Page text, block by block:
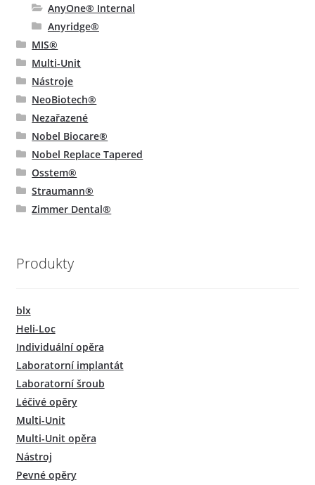
AnyOne® Internal
Anyridge®
MIS®
Multi-Unit
Nástroje
NeoBiotech®
Nezařazené
Nobel Biocare®
Nobel Replace Tapered
Osstem®
Straumann®
Zimmer Dental®
Produkty
blx
Heli-Loc
Individuální opěra
Laboratorní implantát
Laboratorní šroub
Léčivé opěry
Multi-Unit
Multi-Unit opěra
Nástroj
Pevné opěry